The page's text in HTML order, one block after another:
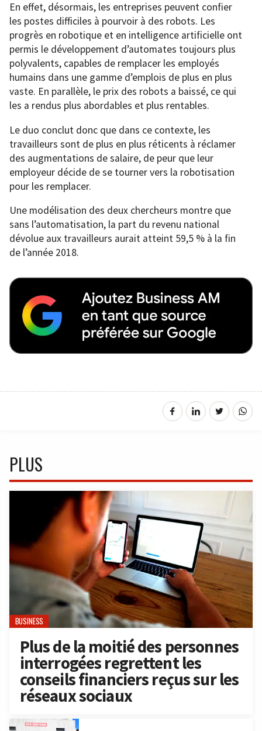
En effet, désormais, les entreprises peuvent confier
les postes difficiles à pourvoir à des robots. Les
progrès en robotique et en intelligence artificielle ont
permis le développement d’automates toujours plus
polyvalents, capables de remplacer les employés
humains dans une gamme d’emplois de plus en plus
vaste. En parallèle, le prix des robots a baissé, ce qui
les a rendus plus abordables et plus rentables.
Le duo conclut donc que dans ce contexte, les
travailleurs sont de plus en plus réticents à réclamer
des augmentations de salaire, de peur que leur
employeur décide de se tourner vers la robotisation
pour les remplacer.
Une modélisation des deux chercheurs montre que
sans l’automatisation, la part du revenu national
dévolue aux travailleurs aurait atteint 59,5 % à la fin
de l’année 2018.
PLUS
BUSINESS
Plus de la moitié des personnes
interrogées regrettent les
conseils financiers reçus sur les
réseaux sociaux